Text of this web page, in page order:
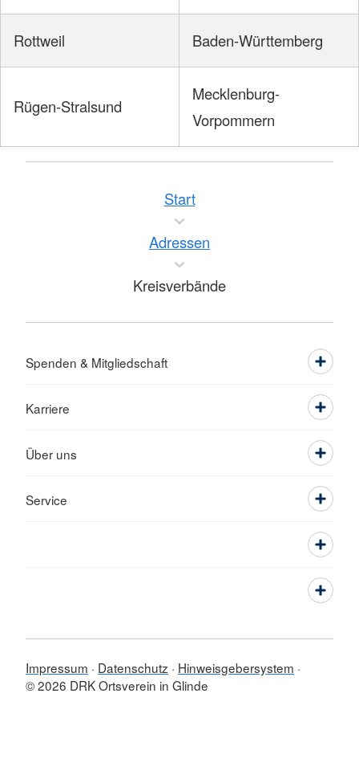
Rottweil Baden-Württemberg
Rügen-Stralsund
Mecklenburg-
Vorpommern
Start
Adressen
Kreisverbände
Spenden & Mitgliedschaft
Karriere
Über uns
Service
Impressum Datenschutz
Hinweisgebersystem
© 2026 DRK Ortsverein in Glinde